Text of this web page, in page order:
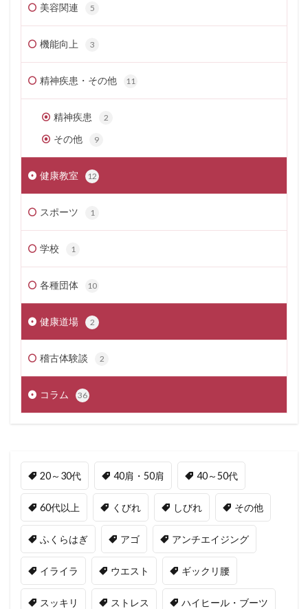
美容関連 5
機能向上 3
精神疾患・その他 11
精神疾患 2
その他 9
健康教室 12
スポーツ 1
学校 1
各種団体 10
健康道場 2
稽古体験談 2
コラム 36
20～30代 40肩・50肩 40～50代
60代以上 くびれ しびれ その他
ふくらはぎ アゴ アンチエイジング
イライラ ウエスト ギックリ腰
スッキリ ストレス ハイヒール・ブーツ